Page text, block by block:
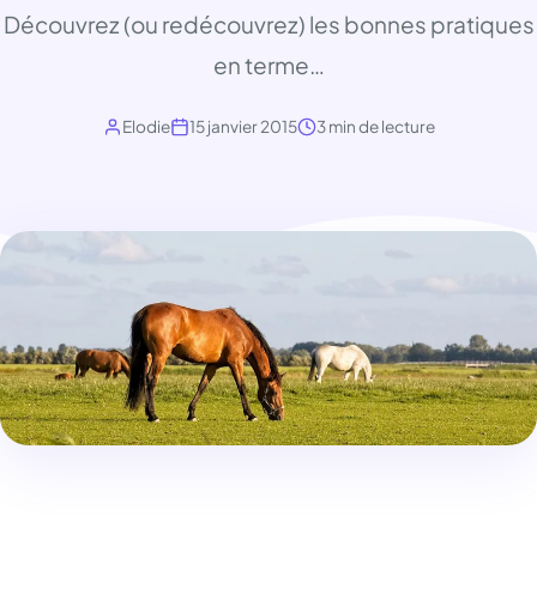
Découvrez (ou redécouvrez) les bonnes pratiques
en terme…
Elodie 15 janvier 2015 3 min de lecture